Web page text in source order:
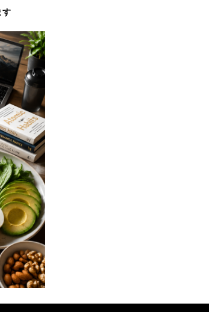
す